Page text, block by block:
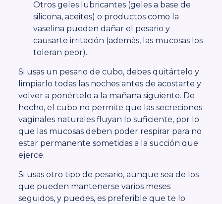
Otros geles lubricantes (geles a base de
silicona, aceites) o productos como la
vaselina pueden dañar el pesario y
causarte irritación (además, las mucosas los
toleran peor).
Si usas un pesario de cubo, debes quitártelo y
limpiarlo todas las noches antes de acostarte y
volver a ponértelo a la mañana siguiente. De
hecho, el cubo no permite que las secreciones
vaginales naturales fluyan lo suficiente, por lo
que las mucosas deben poder respirar para no
estar permanente sometidas a la succión que
ejerce.
Si usas otro tipo de pesario, aunque sea de los
que pueden mantenerse varios meses
seguidos, y puedes, es preferible que te lo